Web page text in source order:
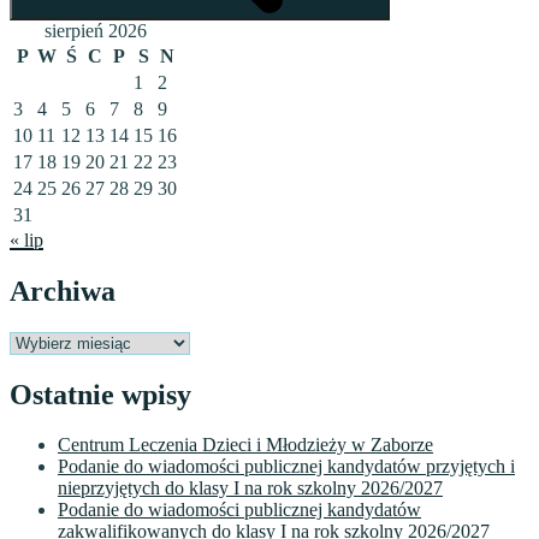
sierpień 2026
P W Ś C P S N
1
2
3
4 5 6 7 8
9
10 11 12 13 14 15 16
17 18 19 20 21 22 23
24 25 26 27 28 29 30
31
« lip
Archiwa
Archiwa
Ostatnie wpisy
Centrum Leczenia Dzieci i Młodzieży w Zaborze
Podanie do wiadomości publicznej kandydatów przyjętych i
nieprzyjętych do klasy I na rok szkolny 2026/2027
Podanie do wiadomości publicznej kandydatów
zakwalifikowanych do klasy I na rok szkolny 2026/2027